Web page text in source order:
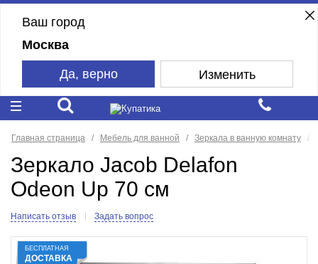
Ваш город
Москва
Да, верно Изменить
Главная страница Мебель для ванной Зеркала в ванную комнату
Зеркало Jacob Delafon
Odeon Up 70 см
Написать отзыв Задать вопрос
БЕСПЛАТНАЯ
ДОСТАВКА